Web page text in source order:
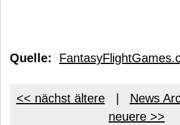
Quelle:
<< nächst ältere| News
neuere >>